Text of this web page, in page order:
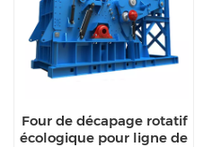
Four de décapage rotatif
écologique pour ligne de